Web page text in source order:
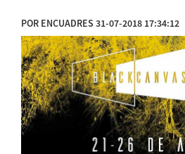
POR ENCUADRES 31-07-2018 17:34:12